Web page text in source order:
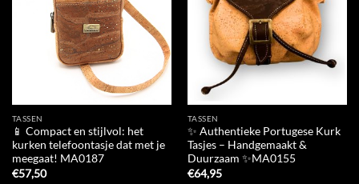
TASSEN
📱 Compact en stijlvol: het
kurken telefoontasje dat met je
meegaat! MA0187
€57,50
TASSEN
✨ Authentieke Portugese Kurk
Tasjes – Handgemaakt &
Duurzaam ✨MA0155
€64,95